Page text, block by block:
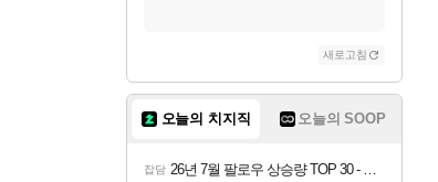
새로고침
오늘의 치지직 오늘의 SOOP
잡담 26년 7월 팔로우 상승량 TOP 30 - 월간 치지직